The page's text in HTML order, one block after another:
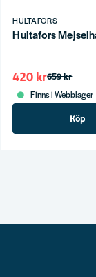
HULTAFORS
Hultafors
659 kr
420 kr
Finns i Webblager
Köp